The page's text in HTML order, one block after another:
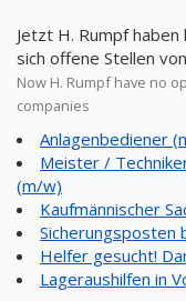
Jetzt H. Rumpf haben
sich offene Stellen
Now H. Rumpf have no
companies
Anlagenbediener
Meister /
(m/w)
Kaufmännischer
Sicherungsposten
Helfer gesucht!
Lageraushilfen in